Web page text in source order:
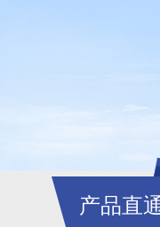
产品直